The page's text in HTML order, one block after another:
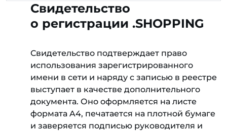
Свидетельство
о регистрации .SHOPPING
Свидетельство подтверждает право
использования зарегистрированного
имени в сети и наряду с записью в реестре
выступает в качестве дополнительного
документа. Оно оформляется на листе
формата A4, печатается на плотной бумаге
и заверяется подписью руководителя и